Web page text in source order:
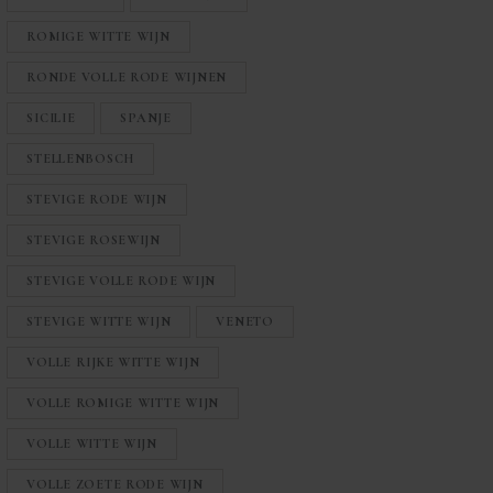
ROMIGE WITTE WIJN
RONDE VOLLE RODE WIJNEN
SICILIE SPANJE
STELLENBOSCH
STEVIGE RODE WIJN
STEVIGE ROSEWIJN
STEVIGE VOLLE RODE WIJN
STEVIGE WITTE WIJN VENETO
VOLLE RIJKE WITTE WIJN
VOLLE ROMIGE WITTE WIJN
VOLLE WITTE WIJN
VOLLE ZOETE RODE WIJN